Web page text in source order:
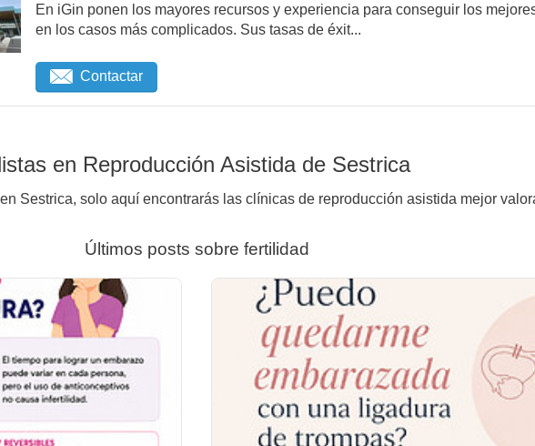
En iGin ponen los mayores recursos y experiencia para conseguir los
en los casos más complicados. Sus tasas de éxit...
Contactar
en Reproducción Asistida de Sestrica
Sestrica, solo aquí encontrarás las clínicas de reproducción asistida mejor
Últimos posts sobre fertilidad